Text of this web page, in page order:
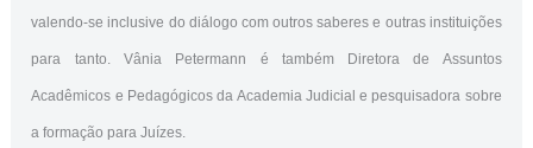
valendo-se inclusive do diálogo com outros saberes e outras instituições
para tanto. Vânia Petermann é também Diretora de Assuntos
Acadêmicos e Pedagógicos da Academia Judicial e pesquisadora sobre
a formação para Juízes.